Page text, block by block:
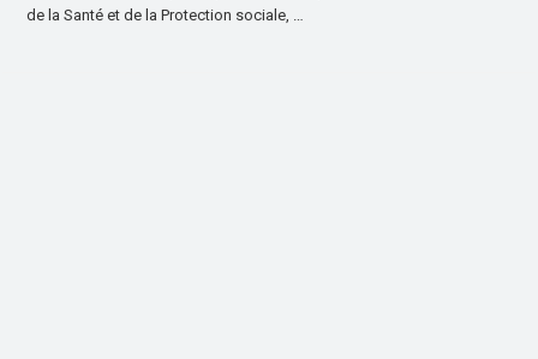
de la Santé et de la Protection sociale, …